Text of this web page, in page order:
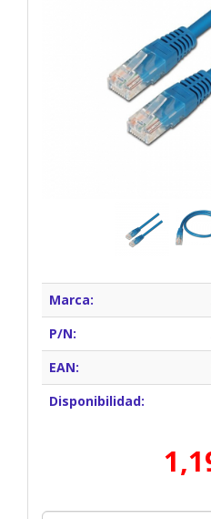
Marca:
P/N:
EAN:
Disponibilidad: